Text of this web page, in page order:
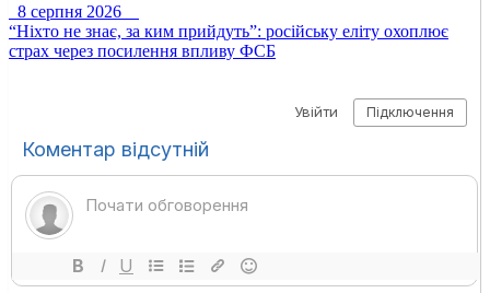
8 серпня 2026
“Ніхто не знає, за ким прийдуть”: російську еліту охоплює
страх через посилення впливу ФСБ